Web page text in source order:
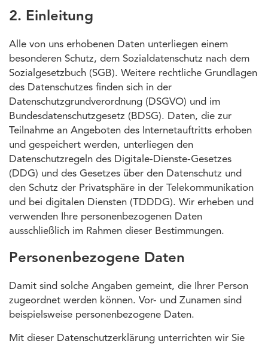
2. Einleitung
Alle von uns erhobenen Daten unterliegen einem
besonderen Schutz, dem Sozialdatenschutz nach dem
Sozialgesetzbuch (SGB). Weitere rechtliche Grundlagen
des Datenschutzes finden sich in der
Datenschutzgrundverordnung (DSGVO) und im
Bundesdatenschutzgesetz (BDSG). Daten, die zur
Teilnahme an Angeboten des Internetauftritts erhoben
und gespeichert werden, unterliegen den
Datenschutzregeln des Digitale-Dienste-Gesetzes
(DDG) und des Gesetzes über den Datenschutz und
den Schutz der Privatsphäre in der Telekommunikation
und bei digitalen Diensten (TDDDG). Wir erheben und
verwenden Ihre personenbezogenen Daten
ausschließlich im Rahmen dieser Bestimmungen.
Personenbezogene Daten
Damit sind solche Angaben gemeint, die Ihrer Person
zugeordnet werden können. Vor- und Zunamen sind
beispielsweise personenbezogene Daten.
Mit dieser Datenschutzerklärung unterrichten wir Sie